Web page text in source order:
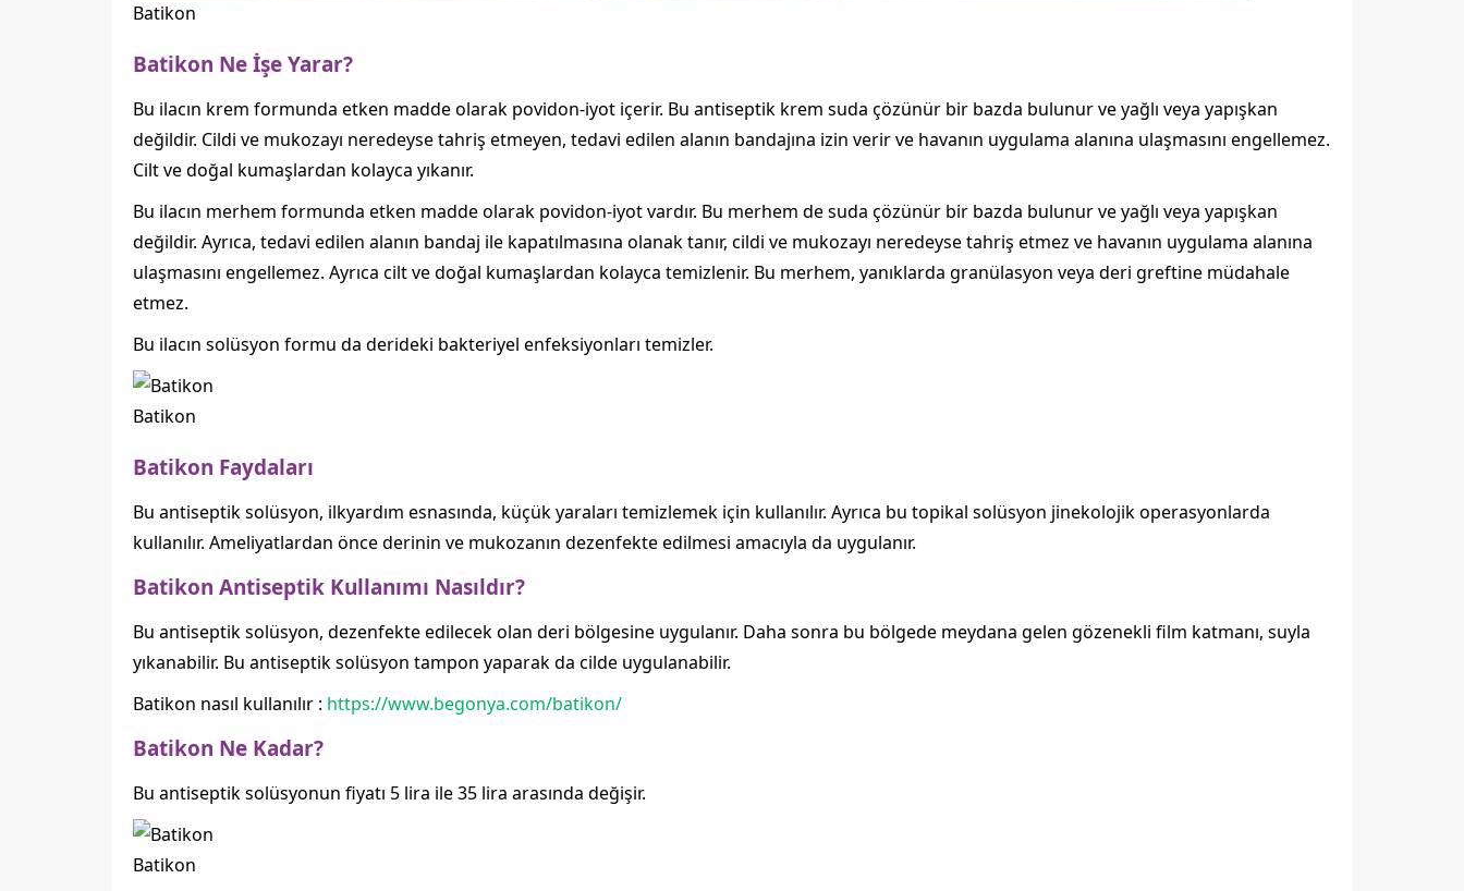
Batikon
Batikon Ne İşe Yarar?
Bu ilacın krem formunda etken madde olarak povidon-iyot içerir. Bu antiseptik krem suda çözünür bir bazda bulunur ve yağlı veya yapışkan
değildir. Cildi ve mukozayı neredeyse tahriş etmeyen, tedavi edilen alanın bandajına izin verir ve havanın uygulama alanına ulaşmasını engellemez.
Cilt ve doğal kumaşlardan kolayca yıkanır.
Bu ilacın merhem formunda etken madde olarak povidon-iyot vardır. Bu merhem de suda çözünür bir bazda bulunur ve yağlı veya yapışkan
değildir. Ayrıca, tedavi edilen alanın bandaj ile kapatılmasına olanak tanır, cildi ve mukozayı neredeyse tahriş etmez ve havanın uygulama alanına
ulaşmasını engellemez. Ayrıca cilt ve doğal kumaşlardan kolayca temizlenir. Bu merhem, yanıklarda granülasyon veya deri greftine müdahale
etmez.
Bu ilacın solüsyon formu da derideki bakteriyel enfeksiyonları temizler.
Batikon
Batikon Faydaları
Bu antiseptik solüsyon, ilkyardım esnasında, küçük yaraları temizlemek için kullanılır. Ayrıca bu topikal solüsyon jinekolojik operasyonlarda
kullanılır. Ameliyatlardan önce derinin ve mukozanın dezenfekte edilmesi amacıyla da uygulanır.
Batikon Antiseptik Kullanımı Nasıldır?
Bu antiseptik solüsyon, dezenfekte edilecek olan deri bölgesine uygulanır. Daha sonra bu bölgede meydana gelen gözenekli film katmanı, suyla
yıkanabilir. Bu antiseptik solüsyon tampon yaparak da cilde uygulanabilir.
Batikon nasıl kullanılır : https://www.begonya.com/batikon/
Batikon Ne Kadar?
Bu antiseptik solüsyonun fiyatı 5 lira ile 35 lira arasında değişir.
Batikon